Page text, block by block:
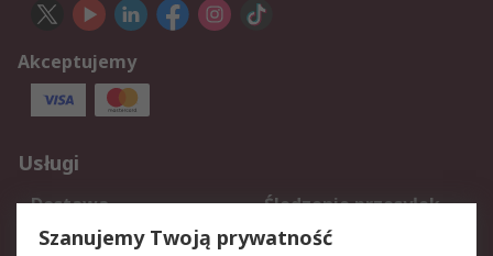
Akceptujemy
Usługi
Dostawa
Śledzenie przesyłek
Reklamacje i zwroty
Rejestracja
Szanujemy Twoją prywatność